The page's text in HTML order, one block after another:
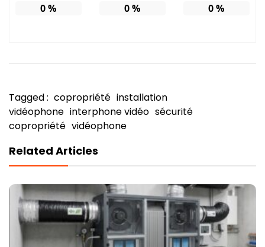
0% 0% 0%
Tagged : copropriété installation
vidéophone interphone vidéo sécurité
copropriété vidéophone
Related Articles